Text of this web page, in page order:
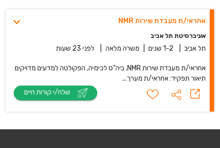
אחראי/ת מעבדת שירות NMR
אוניברסיטת תל אביב
תל אביב 1-2 שנים משרה מלאה לפני 23 שעות
אחראי/ת מעבדת שירות NMR, ביה"ס לכימיה, הפקולטה למדעים מדויקים
תיאור תפקיד: אחראי/ת מערך...